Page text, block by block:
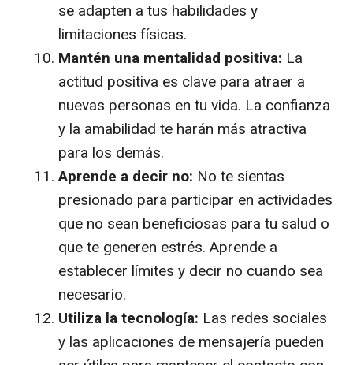
se adapten a tus habilidades y
limitaciones físicas.
Mantén una mentalidad positiva: La
actitud positiva es clave para atraer a
nuevas personas en tu vida. La confianza
y la amabilidad te harán más atractiva
para los demás.
Aprende a decir no: No te sientas
presionado para participar en actividades
que no sean beneficiosas para tu salud o
que te generen estrés. Aprende a
establecer límites y decir no cuando sea
necesario.
Utiliza la tecnología: Las redes sociales
y las aplicaciones de mensajería pueden